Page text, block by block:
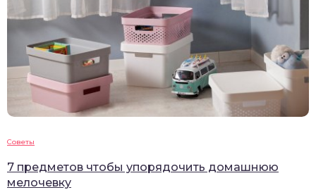
Советы
7 предметов чтобы упорядочить домашнюю
мелочевку